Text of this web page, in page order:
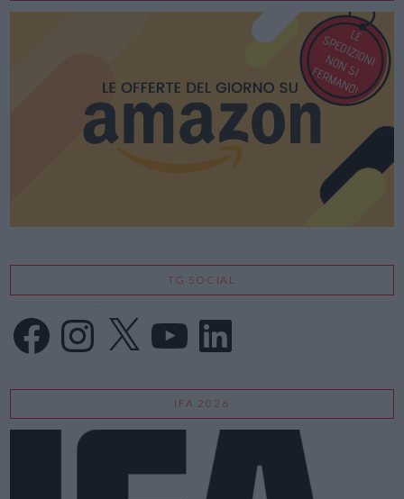
TG SOCIAL
FacebookInstagram
X LinkedIn
IFA 2026